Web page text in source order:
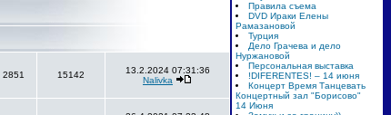
2851 15142
13.2.2024 07:31:36
Nalivka
Правила съема
DVD Ираки Елены
Рамазановой
Турция
Дело Грачева и дело
Нуржановой
Персональная выставка
!DIFERENTES! – 14 июня
Концерт Время Танцевать
Концертный зал "Борисово"
14 Июня